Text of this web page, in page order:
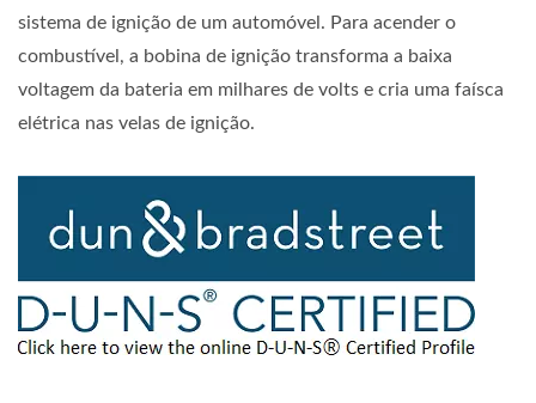
sistema de ignição de um automóvel. Para acender o
combustível, a bobina de ignição transforma a baixa
voltagem da bateria em milhares de volts e cria uma faísca
elétrica nas velas de ignição.